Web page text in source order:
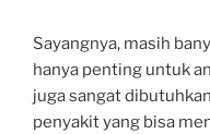
Sayangnya, masih
hanya penting untuk
juga sangat
penyakit yang bisa